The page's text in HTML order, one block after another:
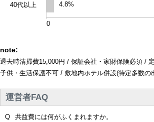
40代以上 4.8%
0
note:
退去時清掃費15,000円 / 保証会社・家財保険必須 /
子供・生活保護不可 / 敷地内ホテル併設(特定多数
運営者FAQ
Q
共益費には何がふくまれますか。